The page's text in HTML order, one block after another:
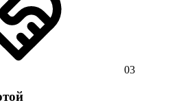
03